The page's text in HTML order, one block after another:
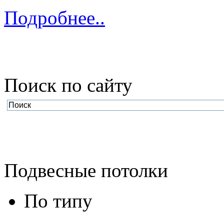
Подробнее..
Поиск по cайту
Подвесные потолки
По типу